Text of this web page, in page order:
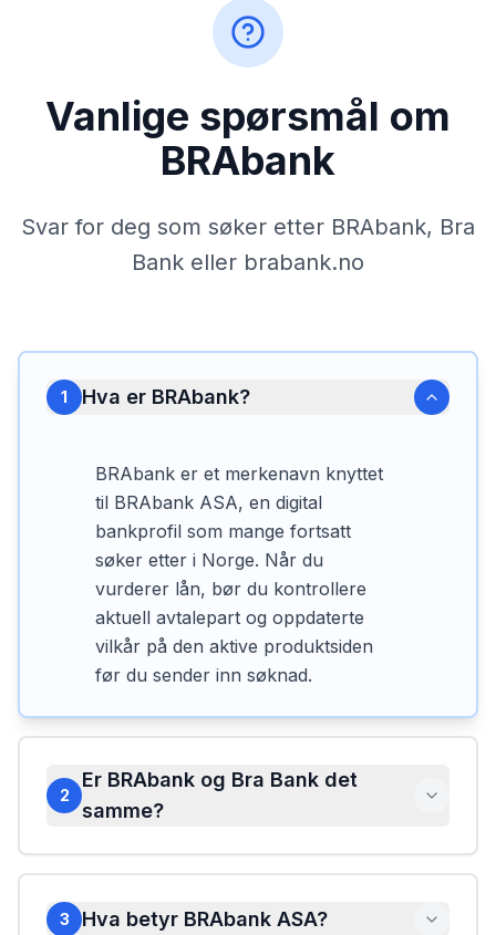
Vanlige spørsmål om
BRAbank
Svar for deg som søker etter BRAbank, Bra
Bank eller brabank.no
1 Hva er BRAbank?
BRAbank er et merkenavn knyttet
til BRAbank ASA, en digital
bankprofil som mange fortsatt
søker etter i Norge. Når du
vurderer lån, bør du kontrollere
aktuell avtalepart og oppdaterte
vilkår på den aktive produktsiden
før du sender inn søknad.
2
Er BRAbank og Bra Bank det
samme?
3 Hva betyr BRAbank ASA?